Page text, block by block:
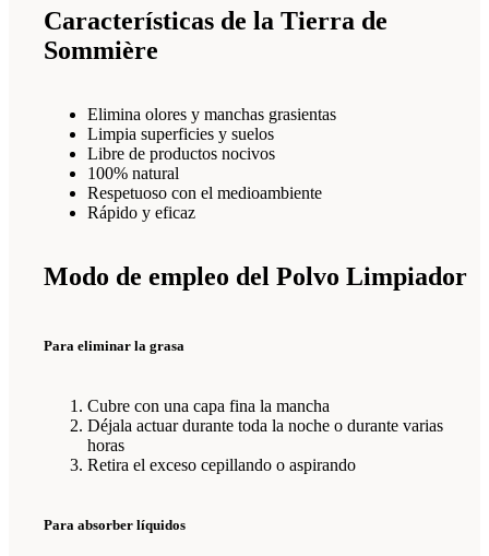
Características de la Tierra de
Sommière
Elimina olores y manchas grasientas
Limpia superficies y suelos
Libre de productos nocivos
100% natural
Respetuoso con el medioambiente
Rápido y eficaz
Modo de empleo del Polvo Limpiador
Para eliminar la grasa
Cubre con una capa fina la mancha
Déjala actuar durante toda la noche o durante varias
horas
Retira el exceso cepillando o aspirando
Para absorber líquidos